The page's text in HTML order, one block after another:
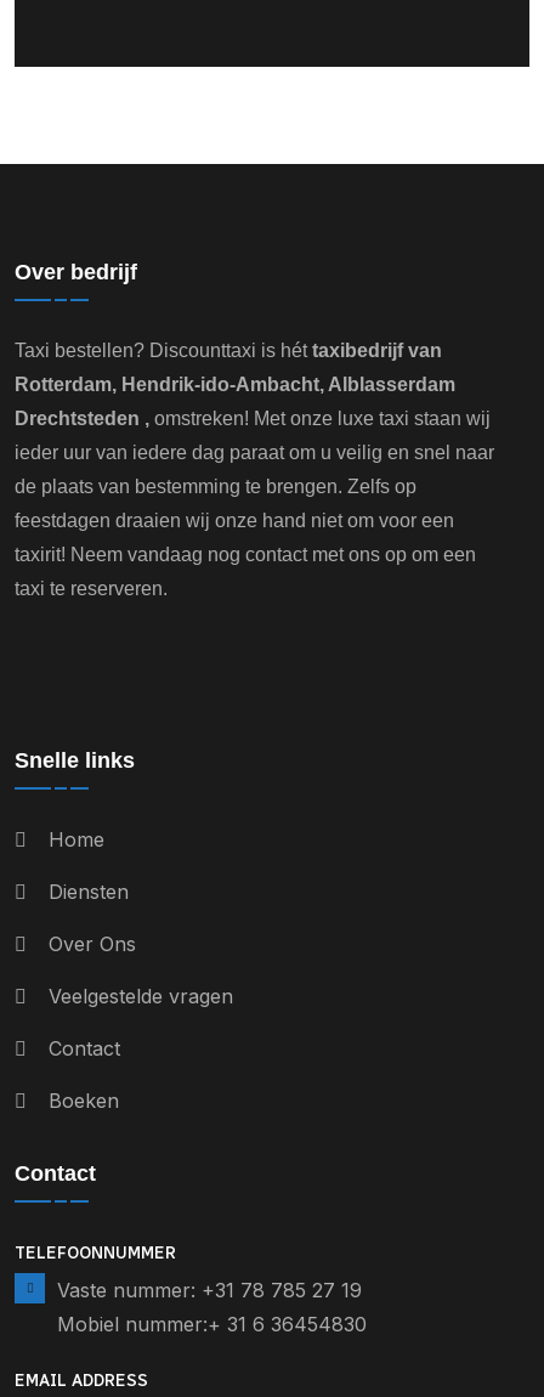
Over bedrijf
Taxi bestellen? Discounttaxi is héttaxibedrijf van
Rotterdam, Hendrik-ido-Ambacht, Alblasserdam
Drechtsteden , omstreken! Met onze luxe taxi staan wij
ieder uur van iedere dag paraat om u veilig en snel naar
de plaats van bestemming te brengen. Zelfs op
feestdagen draaien wij onze hand niet om voor een
taxirit! Neem vandaag nog contact met ons op om een
taxi te reserveren.
Snelle links
Home
Diensten
Over Ons
Veelgestelde vragen
Contact
Boeken
Contact
TELEFOONNUMMER
Vaste nummer: +31 78 785 27 19
Mobiel nummer:+ 31 6 36454830
EMAIL ADDRESS